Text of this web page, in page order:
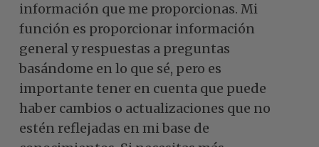
información que me proporcionas. Mi
función es proporcionar información
general y respuestas a preguntas
basándome en lo que sé, pero es
importante tener en cuenta que puede
haber cambios o actualizaciones que no
estén reflejadas en mi base de